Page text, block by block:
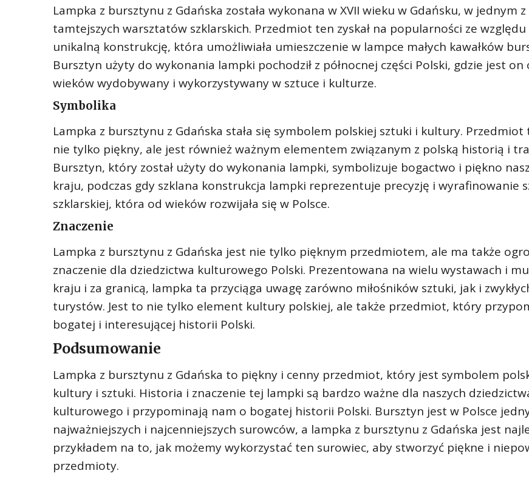
Lampka z bursztynu z Gdańska została wykonana w XVII wieku w Gdańsku, w jednym z
tamtejszych warsztatów szklarskich. Przedmiot ten zyskał na popularności ze względu
unikalną konstrukcję, która umożliwiała umieszczenie w lampce małych kawałków
Bursztyn użyty do wykonania lampki pochodził z północnej części Polski, gdzie jest on
wieków wydobywany i wykorzystywany w sztuce i kulturze.
Symbolika
Lampka z bursztynu z Gdańska stała się symbolem polskiej sztuki i kultury. Przedmiot
nie tylko piękny, ale jest również ważnym elementem związanym z polską historią i
Bursztyn, który został użyty do wykonania lampki, symbolizuje bogactwo i piękno
kraju, podczas gdy szklana konstrukcja lampki reprezentuje precyzję i wyrafinowanie
szklarskiej, która od wieków rozwijała się w Polsce.
Znaczenie
Lampka z bursztynu z Gdańska jest nie tylko pięknym przedmiotem, ale ma także
znaczenie dla dziedzictwa kulturowego Polski. Prezentowana na wielu wystawach i
kraju i za granicą, lampka ta przyciąga uwagę zarówno miłośników sztuki, jak i
turystów. Jest to nie tylko element kultury polskiej, ale także przedmiot, który
bogatej i interesującej historii Polski.
Podsumowanie
Lampka z bursztynu z Gdańska to piękny i cenny przedmiot, który jest symbolem
kultury i sztuki. Historia i znaczenie tej lampki są bardzo ważne dla naszych
kulturowego i przypominają nam o bogatej historii Polski. Bursztyn jest w Polsce
najważniejszych i najcenniejszych surowców, a lampka z bursztynu z Gdańska jest
przykładem na to, jak możemy wykorzystać ten surowiec, aby stworzyć piękne i
przedmioty.